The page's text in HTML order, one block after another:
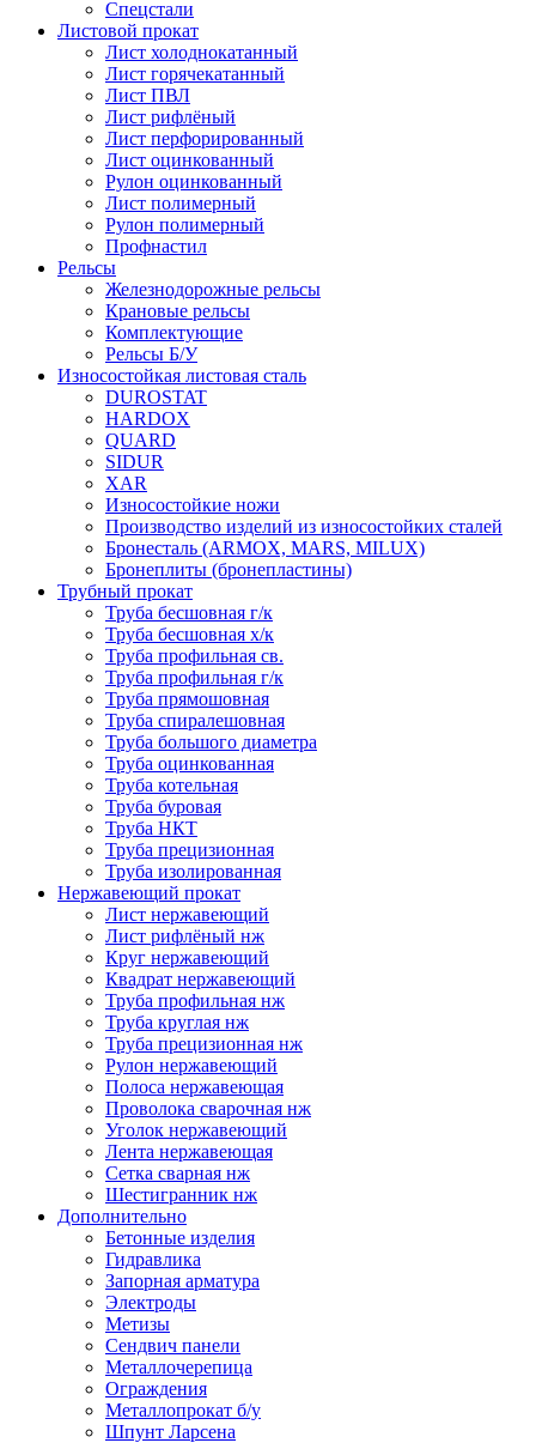
Спецстали
Листовой прокат
Лист холоднокатанный
Лист горячекатанный
Лист ПВЛ
Лист рифлёный
Лист перфорированный
Лист оцинкованный
Рулон оцинкованный
Лист полимерный
Рулон полимерный
Профнастил
Рельсы
Железнодорожные рельсы
Крановые рельсы
Комплектующие
Рельсы Б/У
Износостойкая листовая сталь
DUROSTAT
HARDOX
QUARD
SIDUR
XAR
Износостойкие ножи
Производство изделий из износостойких сталей
Бронесталь (ARMOX, MARS, MILUX)
Бронеплиты (бронепластины)
Трубный прокат
Труба бесшовная г/к
Труба бесшовная х/к
Труба профильная св.
Труба профильная г/к
Труба прямошовная
Труба спиралешовная
Труба большого диаметра
Труба оцинкованная
Труба котельная
Труба буровая
Труба НКТ
Труба прецизионная
Труба изолированная
Нержавеющий прокат
Лист нержавеющий
Лист рифлёный нж
Круг нержавеющий
Квадрат нержавеющий
Труба профильная нж
Труба круглая нж
Труба прецизионная нж
Рулон нержавеющий
Полоса нержавеющая
Проволока сварочная нж
Уголок нержавеющий
Лента нержавеющая
Сетка сварная нж
Шестигранник нж
Дополнительно
Бетонные изделия
Гидравлика
Запорная арматура
Электроды
Метизы
Сендвич панели
Металлочерепица
Ограждения
Металлопрокат б/у
Шпунт Ларсена